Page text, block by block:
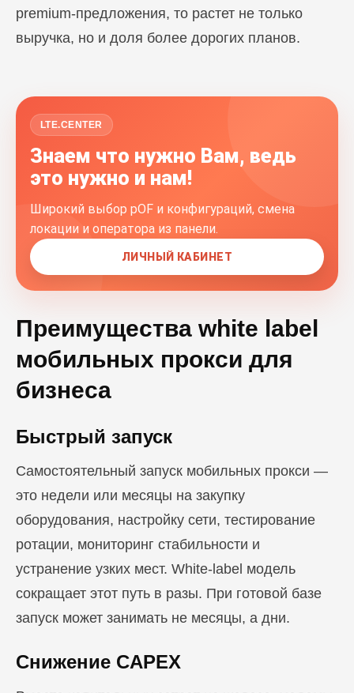
premium-предложения, то растет не только
выручка, но и доля более дорогих планов.
LTE.CENTER
Знаем что нужно Вам, ведь
это нужно и нам!
Широкий выбор pOF и конфигураций, смена
локации и оператора из панели.
ЛИЧНЫЙ КАБИНЕТ
Преимущества white label
мобильных прокси для
бизнеса
Быстрый запуск
Самостоятельный запуск мобильных прокси —
это недели или месяцы на закупку
оборудования, настройку сети, тестирование
ротации, мониторинг стабильности и
устранение узких мест. White-label модель
сокращает этот путь в разы. При готовой базе
запуск может занимать не месяцы, а дни.
Снижение CAPEX